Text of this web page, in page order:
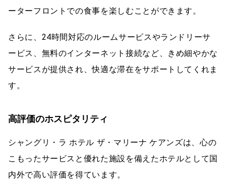
ーターフロントでの食事を楽しむことができます。
さらに、24時間対応のルームサービスやランドリーサ
ービス、無料のインターネット接続など、きめ細やかな
サービスが提供され、快適な滞在をサポートしてくれま
す。
高評価のホスピタリティ
シャングリ・ラ ホテル ザ・マリーナ ケアンズは、心の
こもったサービスと優れた施設を備えたホテルとして国
内外で高い評価を得ています。